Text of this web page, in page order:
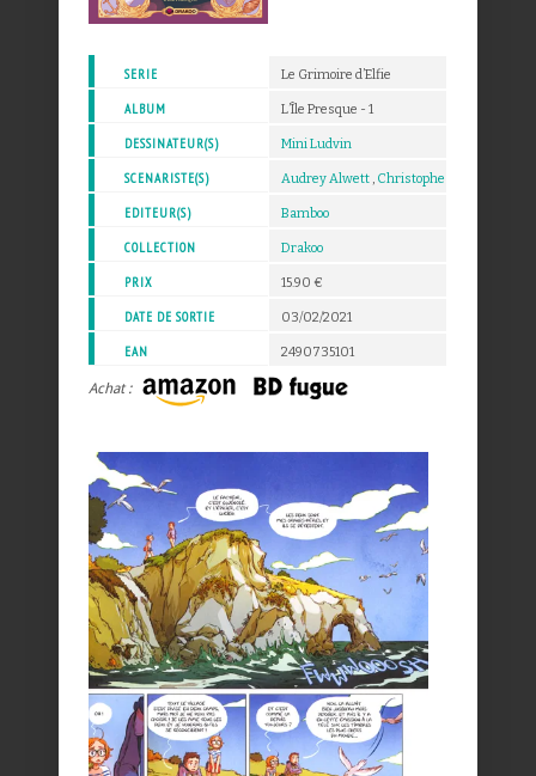
SERIE Le Grimoire d’Elfie
ALBUM L’Île Presque - 1
DESSINATEUR(S) Mini Ludvin
SCENARISTE(S) Audrey Alwett , Christophe Arleston
EDITEUR(S) Bamboo
COLLECTION Drakoo
PRIX 15.90 €
DATE DE SORTIE 03/02/2021
EAN 2490735101
Achat :